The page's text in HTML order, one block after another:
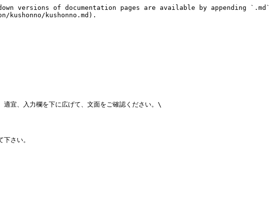
versions of documentation pages are available by appending `.md`
kushonno.md).
適宜、入力欄を下に広げて、文面をご確認ください。\
さい。